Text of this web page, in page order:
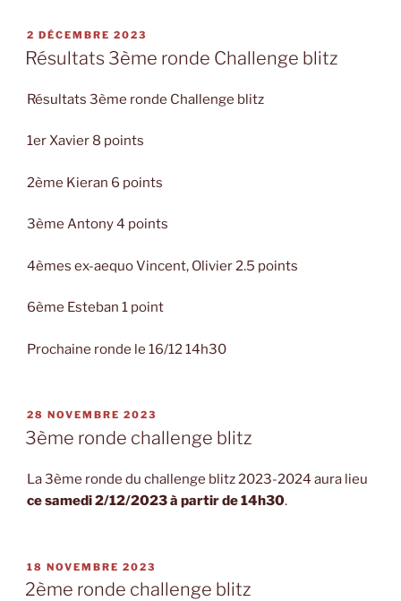
PUBLIÉ
LE
2 DÉCEMBRE 2023
Résultats 3ème ronde Challenge blitz
Résultats 3ème ronde Challenge blitz
1er Xavier 8 points
2ème Kieran 6 points
3ème Antony 4 points
4èmes ex-aequo Vincent, Olivier 2.5 points
6ème Esteban 1 point
Prochaine ronde le 16/12 14h30
PUBLIÉ
LE
28 NOVEMBRE 2023
3ème ronde challenge blitz
La 3ème ronde du challenge blitz 2023-2024 aura lieu
ce samedi 2/12/2023 à partir de 14h30.
PUBLIÉ
LE
18 NOVEMBRE 2023
2ème ronde challenge blitz